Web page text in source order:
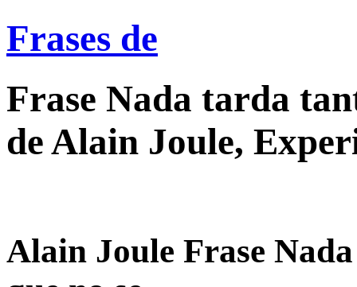
Frases de
Frase Nada tarda
de Alain Joule,
Alain Joule Frase